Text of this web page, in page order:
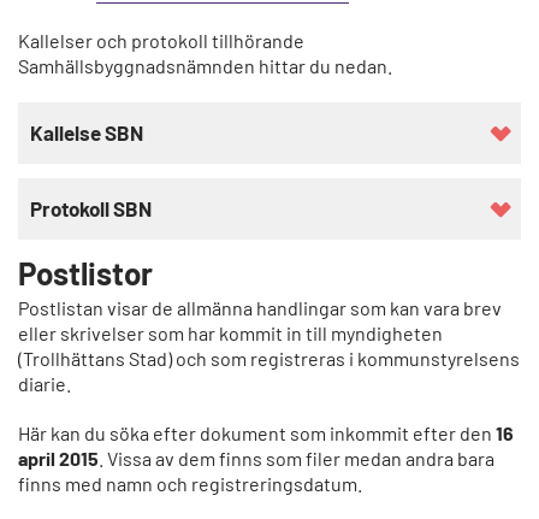
Kallelser och protokoll tillhörande
Samhällsbyggnadsnämnden hittar du nedan.
Kallelse SBN
Protokoll SBN
Postlistor
Postlistan visar de allmänna handlingar som kan vara brev
eller skrivelser som har kommit in till myndigheten
(Trollhättans Stad) och som registreras i kommunstyrelsens
diarie.
Här kan du söka efter dokument som inkommit efter den 16
april 2015 . Vissa av dem finns som filer medan andra bara
finns med namn och registreringsdatum.